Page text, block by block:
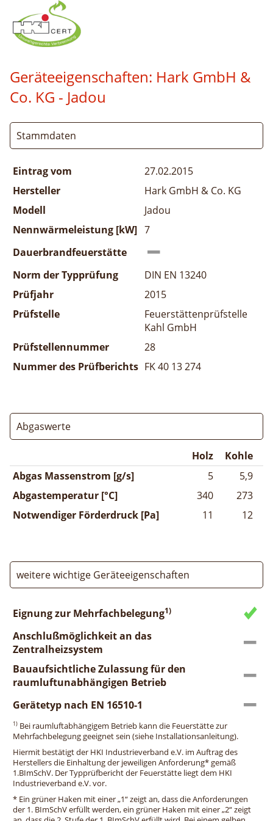
Geräteeigenschaften: Hark GmbH &
Co. KG - Jadou
Stammdaten
Eintrag vom
27.02.2015
Hersteller
Hark GmbH & Co. KG
Modell
Jadou
Nennwärmeleistung [kW] 7
Dauerbrandfeuerstätte
Norm der Typprüfung
DIN EN 13240
Prüfjahr
2015
Prüfstelle
Feuerstättenprüfstelle
Kahl GmbH
Prüfstellennummer
28
Nummer des Prüfberichts FK 40 13 274
Abgaswerte
Holz
Kohle
Abgas Massenstrom [g/s]
5
5,9
Abgastemperatur [°C]
340
273
Notwendiger Förderdruck [Pa]
11 12
weitere wichtige Geräteeigenschaften
Eignung zur Mehrfachbelegung1)
Anschlußmöglichkeit an das
Zentralheizsystem
Bauaufsichtliche Zulassung für den
raumluftunabhängigen Betrieb
Gerätetyp nach EN 16510-1
1) Bei raumluftabhängigem Betrieb kann die Feuerstätte zur
Mehrfachbelegung geeignet sein (siehe Installationsanleitung).
Hiermit bestätigt der HKI Industrieverband e.V. im Auftrag des
Herstellers die Einhaltung der jeweiligen Anforderung* gemäß
1.BImSchV. Der Typprüfbericht der Feuerstätte liegt dem HKI
Industrieverband e.V. vor.
* Ein grüner Haken mit einer „1“ zeigt an, dass die Anforderungen
der 1. BImSchV erfüllt werden, ein grüner Haken mit einer „2“ zeigt